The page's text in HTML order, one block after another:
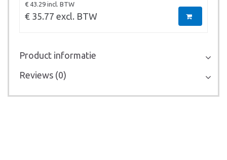
€ 43.29 incl. BTW
€ 35.77 excl. BTW
Product informatie
Reviews (0)